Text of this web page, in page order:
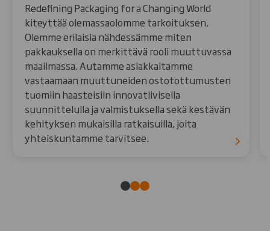
Redefining Packaging for a Changing World
kiteyttää olemassaolomme tarkoituksen.
Olemme erilaisia nähdessämme miten
pakkauksella on merkittävä rooli muuttuvassa
maailmassa. Autamme asiakkaitamme
vastaamaan muuttuneiden ostotottumusten
tuomiin haasteisiin innovatiivisella
suunnittelulla ja valmistuksella sekä kestävän
kehityksen mukaisilla ratkaisuilla, joita
yhteiskuntamme tarvitsee.